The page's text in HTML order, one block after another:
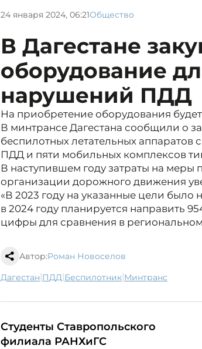
24 января 2024, 06:21Общество
В Дагестане
оборудование
нарушений ПДД
На приобретение оборудования
В минтрансе Дагестана сообщили о
беспилотных летательных
ПДД и пяти мобильных комплексов
В наступившем году затраты на меры
организации дорожного движения
«В 2023 году на указанные цели
в 2024 году планируется направить
цифры для сравнения в
Автор:Роман Новоселов
Дагестан| ПДД| беспилотник| минтранс
Студенты Ставропольского
филиала РАНХиГС